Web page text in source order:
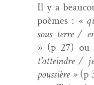
Il y a
poèmes : «
sous terre /
» (p 27) ou
t’atteindre /
pous­sière » (p